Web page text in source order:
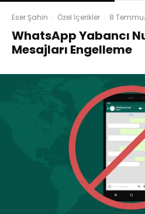
Eser Şahin · Özel İçerikler · 8
WhatsApp Yabancı
Mesajları Engelleme